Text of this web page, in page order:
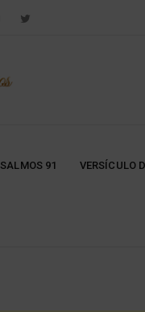
SALMOS 91 VERSÍCULO